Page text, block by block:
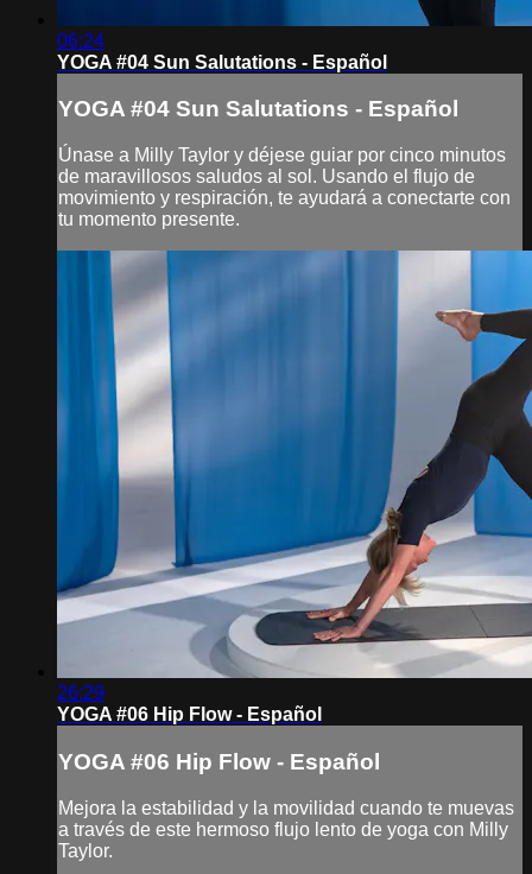
06:24
YOGA #04 Sun Salutations - Español
YOGA #04 Sun Salutations - Español
Únase a Milly Taylor y déjese guiar por cinco minutos
de maravillosos saludos al sol. Usando el flujo de
movimiento y respiración, te ayudará a conectarte con
tu momento presente.
26:29
YOGA #06 Hip Flow - Español
YOGA #06 Hip Flow - Español
Mejora la estabilidad y la movilidad cuando te muevas
a través de este hermoso flujo lento de yoga con Milly
Taylor.